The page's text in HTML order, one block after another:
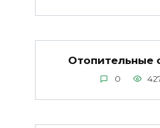
Отопительные
0